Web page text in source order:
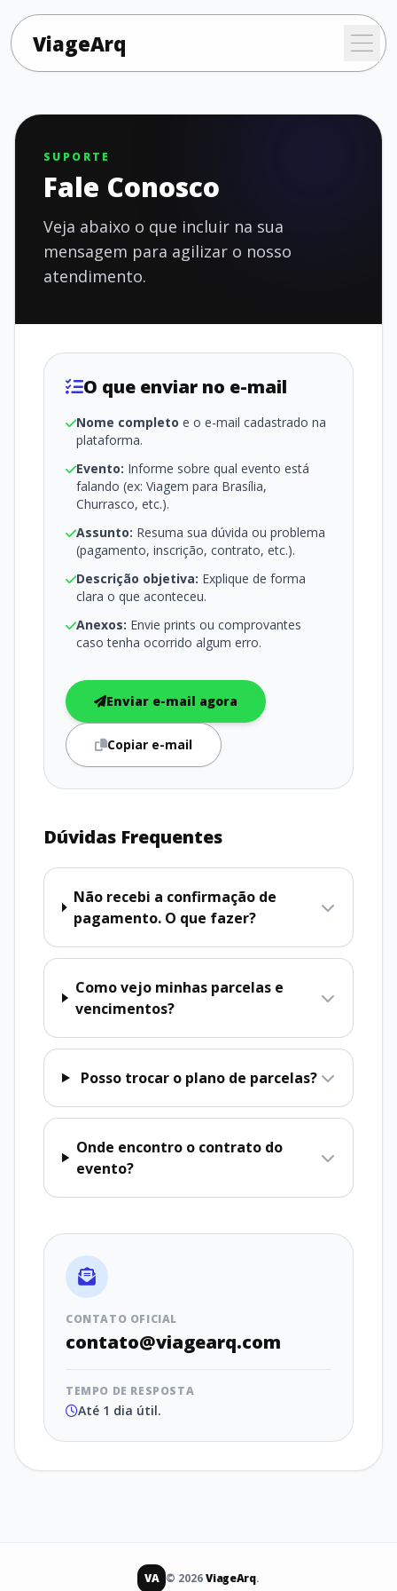
ViageArq
SUPORTE
Fale Conosco
Veja abaixo o que incluir na sua
mensagem para agilizar o nosso
atendimento.
O que enviar no e-mail
Nome completo e o e-mail cadastrado na
plataforma.
Evento: Informe sobre qual evento está
falando (ex: Viagem para Brasília,
Churrasco, etc.).
Assunto: Resuma sua dúvida ou problema
(pagamento, inscrição, contrato, etc.).
Descrição objetiva: Explique de forma
clara o que aconteceu.
Anexos: Envie prints ou comprovantes
caso tenha ocorrido algum erro.
Enviar e-mail agora
Copiar e-mail
Dúvidas Frequentes
Não recebi a confirmação de
pagamento. O que fazer?
Como vejo minhas parcelas e
vencimentos?
Posso trocar o plano de parcelas?
Onde encontro o contrato do
evento?
CONTATO OFICIAL
contato@viagearq.com
TEMPO DE RESPOSTA
Até 1 dia útil.
VA © 2026ViageArq.